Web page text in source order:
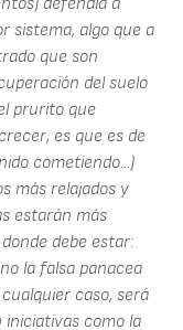
sistema, algo que a
que son
del suelo
prurito que
es que es de
cometiendo...)
más relajados y
estarán más
debe estar:
la falsa panacea
caso, será
iniciativas como la